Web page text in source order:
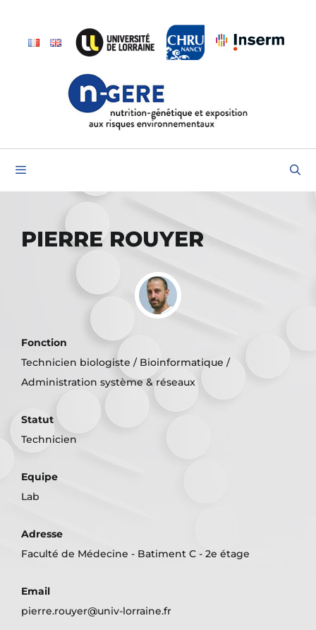
contenu
PIERRE ROUYER
Fonction
Technicien biologiste / Bioinformatique /
Administration système & réseaux
Statut
Technicien
Equipe
Lab
Adresse
Faculté de Médecine - Batiment C - 2e étage
Email
pierre.rouyer@univ-lorraine.fr